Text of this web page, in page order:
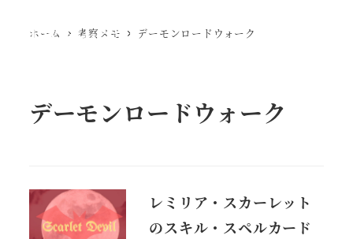
Ewig Leere
ホーム 考察メモ デーモンロードウォーク
デーモンロードウォーク
レミリア・スカーレット
のスキル・スペルカード